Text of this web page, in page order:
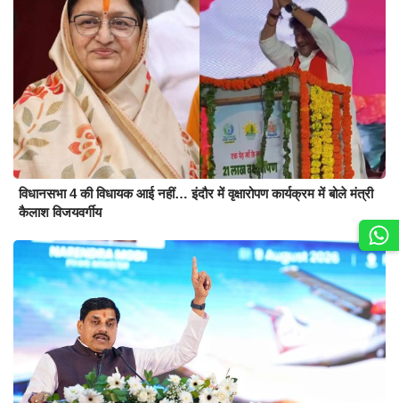
विधानसभा 4 की विधायक आई नहीं… इंदौर में वृक्षारोपण कार्यक्रम में बोले मंत्री
कैलाश विजयवर्गीय